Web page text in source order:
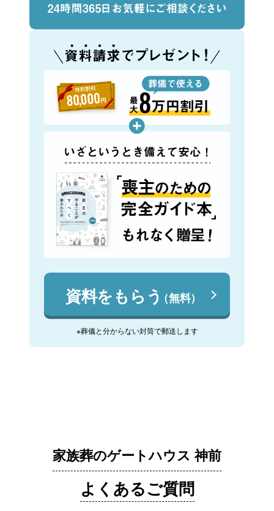
資料をもらう（無料）
※葬儀と分からない封筒で郵送します
家族葬のゲートハウス 神前
よくあるご質問